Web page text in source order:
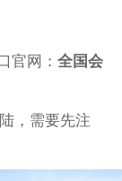
官网：全国会
，需要先注